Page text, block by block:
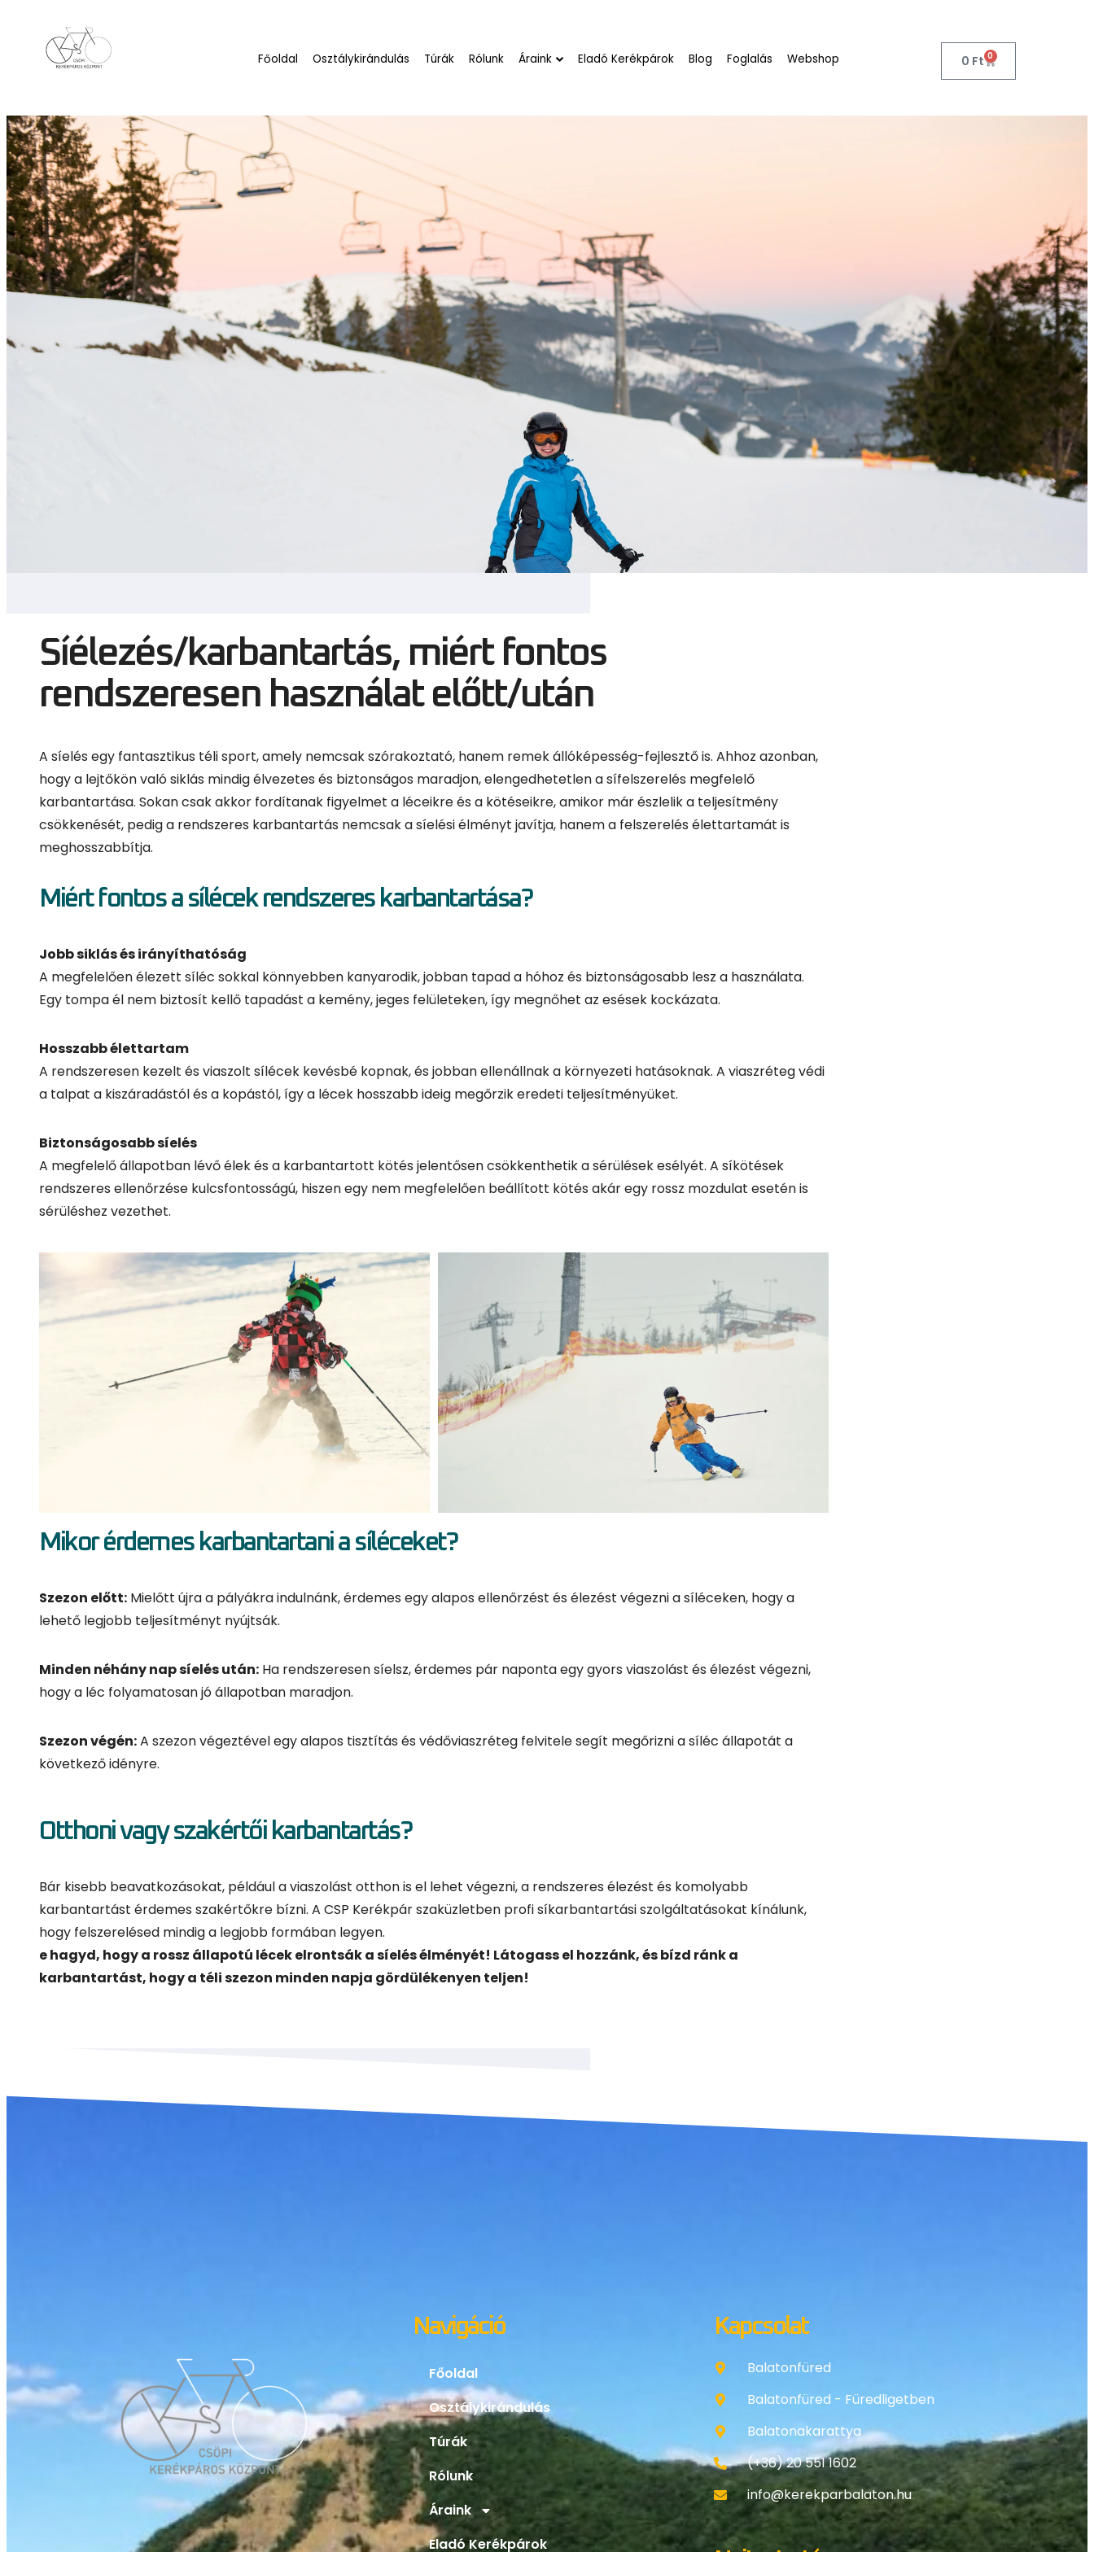
Főoldal Osztálykirándulás Túrák Rólunk Áraink Eladó Kerékpárok Blog Foglalás Webshop 0 Ft 0
Síélezés/karbantartás, miért fontos
rendszeresen használat előtt/után
A síelés egy fantasztikus téli sport, amely nemcsak szórakoztató, hanem remek állóképesség-fejlesztő is. Ahhoz azonban,
hogy a lejtőkön való siklás mindig élvezetes és biztonságos maradjon, elengedhetetlen a sífelszerelés megfelelő
karbantartása. Sokan csak akkor fordítanak figyelmet a léceikre és a kötéseikre, amikor már észlelik a teljesítmény
csökkenését, pedig a rendszeres karbantartás nemcsak a síelési élményt javítja, hanem a felszerelés élettartamát is
meghosszabbítja.
Miért fontos a sílécek rendszeres karbantartása?
Jobb siklás és irányíthatóság
A megfelelően élezett síléc sokkal könnyebben kanyarodik, jobban tapad a hóhoz és biztonságosabb lesz a használata.
Egy tompa él nem biztosít kellő tapadást a kemény, jeges felületeken, így megnőhet az esések kockázata.
Hosszabb élettartam
A rendszeresen kezelt és viaszolt sílécek kevésbé kopnak, és jobban ellenállnak a környezeti hatásoknak. A viaszréteg védi
a talpat a kiszáradástól és a kopástól, így a lécek hosszabb ideig megőrzik eredeti teljesítményüket.
Biztonságosabb síelés
A megfelelő állapotban lévő élek és a karbantartott kötés jelentősen csökkenthetik a sérülések esélyét. A síkötések
rendszeres ellenőrzése kulcsfontosságú, hiszen egy nem megfelelően beállított kötés akár egy rossz mozdulat esetén is
sérüléshez vezethet.
Mikor érdemes karbantartani a síléceket?
Szezon előtt: Mielőtt újra a pályákra indulnánk, érdemes egy alapos ellenőrzést és élezést végezni a síléceken, hogy a
lehető legjobb teljesítményt nyújtsák.
Minden néhány nap síelés után: Ha rendszeresen síelsz, érdemes pár naponta egy gyors viaszolást és élezést végezni,
hogy a léc folyamatosan jó állapotban maradjon.
Szezon végén: A szezon végeztével egy alapos tisztítás és védőviaszréteg felvitele segít megőrizni a síléc állapotát a
következő idényre.
Otthoni vagy szakértői karbantartás?
Bár kisebb beavatkozásokat, például a viaszolást otthon is el lehet végezni, a rendszeres élezést és komolyabb
karbantartást érdemes szakértőkre bízni. A CSP Kerékpár szaküzletben profi síkarbantartási szolgáltatásokat kínálunk,
hogy felszerelésed mindig a legjobb formában legyen.
e hagyd, hogy a rossz állapotú lécek elrontsák a síelés élményét! Látogass el hozzánk, és bízd ránk a
karbantartást, hogy a téli szezon minden napja gördülékenyen teljen!
Navigáció
Főoldal
Osztálykirándulás
Túrák
Rólunk
Áraink
Eladó Kerékpárok
Kapcsolat
Balatonfüred
Balatonfüred - Füredligetben
Balatonakarattya
(+36) 20 551 1602
info@kerekparbalaton.hu